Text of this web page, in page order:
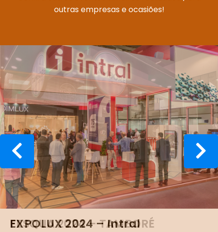
outras empresas e ocasiões!
EXPOLUX 2024 – Intral
FESQUA 2024 – TAMBORÉ